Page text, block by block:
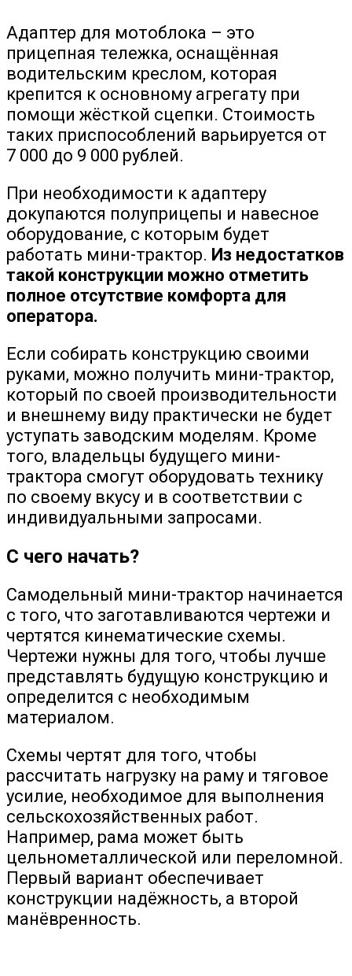
Адаптер для мотоблока – это
прицепная тележка, оснащённая
водительским креслом, которая
крепится к основному агрегату при
помощи жёсткой сцепки. Стоимость
таких приспособлений варьируется от
7 000 до 9 000 рублей.
При необходимости к адаптеру
докупаются полуприцепы и навесное
оборудование, с которым будет
работать мини-трактор. Из недостатков
такой конструкции можно отметить
полное отсутствие комфорта для
оператора.
Если собирать конструкцию своими
руками, можно получить мини-трактор,
который по своей производительности
и внешнему виду практически не будет
уступать заводским моделям. Кроме
того, владельцы будущего мини-
трактора смогут оборудовать технику
по своему вкусу и в соответствии с
индивидуальными запросами.
С чего начать?
Самодельный мини-трактор начинается
с того, что заготавливаются чертежи и
чертятся кинематические схемы.
Чертежи нужны для того, чтобы лучше
представлять будущую конструкцию и
определится с необходимым
материалом.
Схемы чертят для того, чтобы
рассчитать нагрузку на раму и тяговое
усилие, необходимое для выполнения
сельскохозяйственных работ.
Например, рама может быть
цельнометаллической или переломной.
Первый вариант обеспечивает
конструкции надёжность, а второй
манёвренность.